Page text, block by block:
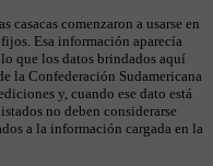
casacas comenzaron a usarse en
Esa información aparecía
que los datos brindados aquí
la Confederación Sudamericana
y, cuando ese dato está
no deben considerarse
a la información cargada en la